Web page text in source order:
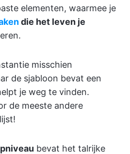
elementen, waarmee je
die het leven je
misschien
de sjabloon bevat een
je weg te vinden.
de meeste andere
bevat het talrijke